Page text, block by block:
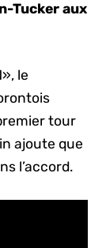
Tucker aux
le
tour
ajoute que
l’accord.